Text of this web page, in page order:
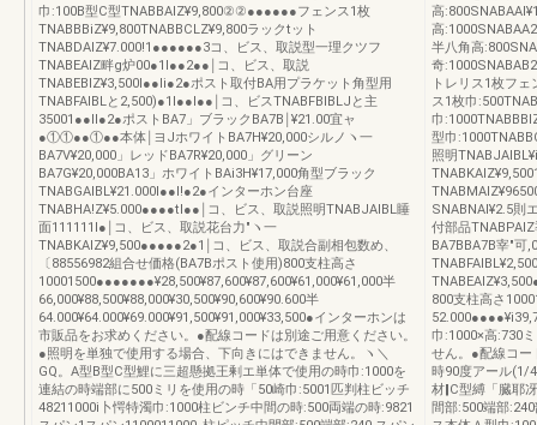
巾:100B型C型TNABBAIZ¥9,800②②●●●●●●フェンス1枚
TNABBBiZ¥9,800TNABBCLZ¥9,800ラックtット
TNABDAIZ¥7.000!1●●●●●●3コ、ビス、取説型一理クツフ
TNABEAIZ畔g炉00●1l●●2●●￨コ、ビス、取説
TNABEBlZ¥3,500l●●li●2●ポスト取付BA用プラケット角型用
TNABFAIBLと2,500)●1l●●l●●￨コ、ビスTNABFBIBLJと主
35001●●ll●2●ポストBA7」ブラックBA7B￨¥21.00宜ャ
●①①●●①●●本体￨ヨJホワイトBA7H¥20,000シルノヽ一
BA7V¥20,000」レッドBA7R¥20,000」グリーン
BA7G¥20,000BA13」ホワイトBAi3H¥17,000角型ブラック
TNABGAIBL¥21.000l●●l!●2●インターホン台座
TNABHA!Z¥5.000●●●●tl●●￨コ、ビス、取説照明TNABJAIBL睡
面111111l●￨コ、ビス、取説花台力″ヽ一
TNABKAIZ¥9,500●●●●●2●1￨コ、ビス、取説合副相包数め、
〔88556982組合せ価格(BA7Bポスト使用)800支柱高さ
10001500●●●●●●●¥28,500¥87,600¥87,600¥61,000¥61,000半
66,000¥88,500¥88,000¥30,500¥90,600¥90.600半
64.000¥64.000¥69.000¥91,500¥91,000¥33,500●インターホンは
市販品をお求めください。●配線コードは別途ご用意ください。
●照明を単独で使用する場合、下向きにはできません。ヽ＼
GQ。A型B型C型鯉に三超懸拠王剰エ単体で使用の時巾:1000を
連結の時端部に500ミリを使用の時「50崎巾:5001匹判柱ビッチ
48211000i卜愕特濁巾:1000柱ビンチ中間の時:500両端の時:9821
高
高
半八角高
奇
トレリス1枚フ
ス1枚巾
巾
型巾
照明
SNABNAl¥2.5則
付部品
BA7BBA7B宰″
800支柱高さ
巾:1000×高:730
せん。●配線コー
時90度アール(1/
材‖C型縛「臓耶
間部:500端部